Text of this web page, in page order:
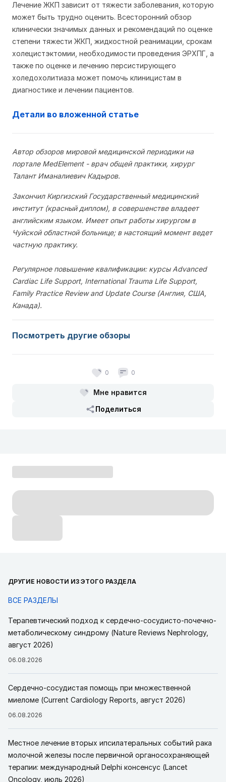
Лечение ЖКП зависит от тяжести заболевания, которую
может быть трудно оценить. Всесторонний обзор
клинически значимых данных и рекомендаций по оценке
степени тяжести ЖКП, жидкостной реанимации, срокам
холецистэктомии, необходимости проведения ЭРХПГ, а
также по оценке и лечению персистирующего
холедохолитиаза может помочь клиницистам в
диагностике и лечении пациентов.
Детали во вложенной статье
Автор обзоров мировой медицинской периодики на
портале MedElement - врач общей практики, хирург
Талант Иманалиевич Кадыров.
Закончил Киргизский Государственный медицинский
институт (красный диплом), в совершенстве владеет
английским языком. Имеет опыт работы хирургом в
Чуйской областной больнице; в настоящий момент ведет
частную практику.
Регулярное повышение квалификации: курсы Advanced
Cardiac Life Support, International Trauma Life Support,
Family Practice Review and Update Course (Англия, США,
Канада).
Посмотреть другие обзоры
0 0
Мне нравится
Поделиться
ДРУГИЕ НОВОСТИ ИЗ ЭТОГО РАЗДЕЛА
ВСЕ РАЗДЕЛЫ
Терапевтический подход к сердечно-сосудисто-почечно-
метаболическому синдрому (Nature Reviews Nephrology,
август 2026)
06.08.2026
Сердечно-сосудистая помощь при множественной
миеломе (Current Cardiology Reports, август 2026)
06.08.2026
Местное лечение вторых ипсилатеральных событий рака
молочной железы после первичной органосохраняющей
терапии: международный Delphi консенсус (Lancet
Oncology, июль 2026)